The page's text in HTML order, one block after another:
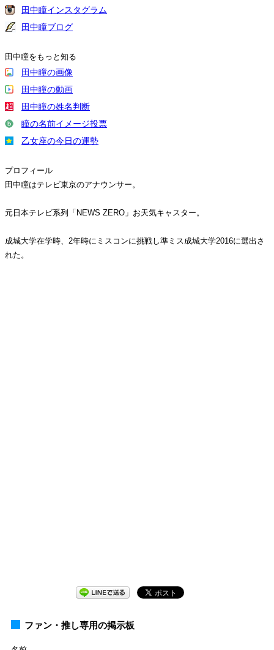
田中瞳インスタグラム
田中瞳ブログ
田中瞳をもっと知る
田中瞳の画像
田中瞳の動画
田中瞳の姓名判断
瞳の名前イメージ投票
乙女座の今日の運勢
プロフィール
田中瞳はテレビ東京のアナウンサー。
元日本テレビ系列「NEWS ZERO」お天気キャスター。
成城大学在学時、2年時にミスコンに挑戦し準ミス成城大学2016に選出さ
れた。
ファン・推し専用の掲示板